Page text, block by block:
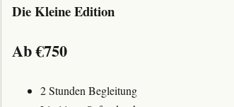
Die Kleine Edition
Ab €750
2 Stunden Begleitung